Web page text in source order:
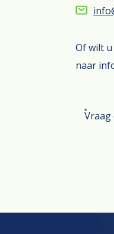
Of wilt
naar